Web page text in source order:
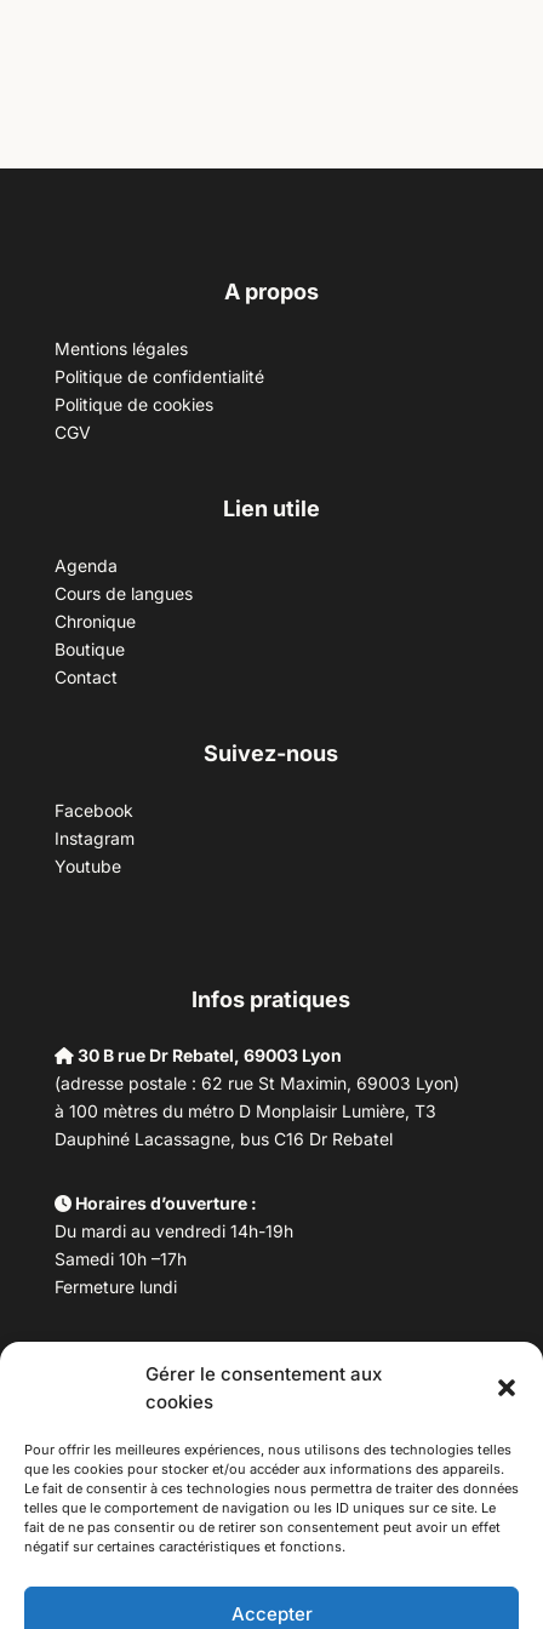
Gérer le consentement aux
cookies
Pour offrir les meilleures expériences, nous utilisons des technologies telles
que les cookies pour stocker et/ou accéder aux informations des appareils.
Le fait de consentir à ces technologies nous permettra de traiter des données
telles que le comportement de navigation ou les ID uniques sur ce site. Le
fait de ne pas consentir ou de retirer son consentement peut avoir un effet
négatif sur certaines caractéristiques et fonctions.
Accepter
A propos
Mentions légales
Politique de confidentialité
Politique de cookies
CGV
Lien utile
Agenda
Cours de langues
Chronique
Boutique
Contact
Suivez-nous
Facebook
Instagram
Youtube
Infos pratiques
30 B rue Dr Rebatel, 69003 Lyon
(adresse postale : 62 rue St Maximin, 69003 Lyon)
à 100 mètres du métro D Monplaisir Lumière, T3
Dauphiné Lacassagne, bus C16 Dr Rebatel
Horaires d’ouverture :
Du mardi au vendredi 14h-19h
Samedi 10h –17h
Fermeture lundi
maisondesculturesasiatiques@asiexpo.com